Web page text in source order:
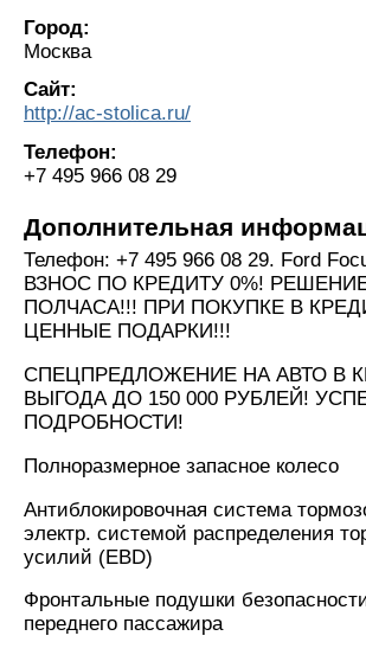
Город:
Москва
Сайт:
http://ac-stolica.ru/
Телефон:
+7 495 966 08 29
Дополнительная
Телефон: +7 495 966 08 29. Ford
ВЗНОС ПО КРЕДИТУ 0%!
ПОЛЧАСА!!! ПРИ ПОКУПКЕ В
ЦЕННЫЕ ПОДАРКИ!!!
СПЕЦПРЕДЛОЖЕНИЕ НА АВТО В
ВЫГОДА ДО 150 000 РУБЛЕЙ!
ПОДРОБНОСТИ!
Полноразмерное запасное колесо
Антиблокировочная система
электр. системой распределения
усилий (EBD)
Фронтальные подушки
переднего пассажира